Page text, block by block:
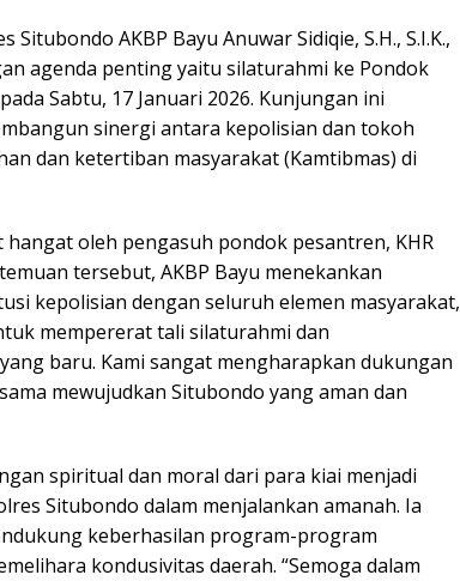
Situbondo AKBP Bayu Anuwar Sidiqie, S.H., S.I.K.,
agenda penting yaitu silaturahmi ke Pondok
Sabtu, 17 Januari 2026. Kunjungan ini
sinergi antara kepolisian dan tokoh
dan ketertiban masyarakat (Kamtibmas) di
oleh pengasuh pondok pesantren, KHR
tersebut, AKBP Bayu menekankan
kepolisian dengan seluruh elemen masyarakat,
mempererat tali silaturahmi dan
baru. Kami sangat mengharapkan dukungan
mewujudkan Situbondo yang aman dan
spiritual dan moral dari para kiai menjadi
Situbondo dalam menjalankan amanah. Ia
keberhasilan program-program
kondusivitas daerah. “Semoga dalam